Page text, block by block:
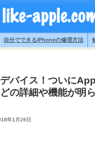
自分でできるiPhoneの修理方法
バイス！ついに
の詳細や機能が明
年1月26日